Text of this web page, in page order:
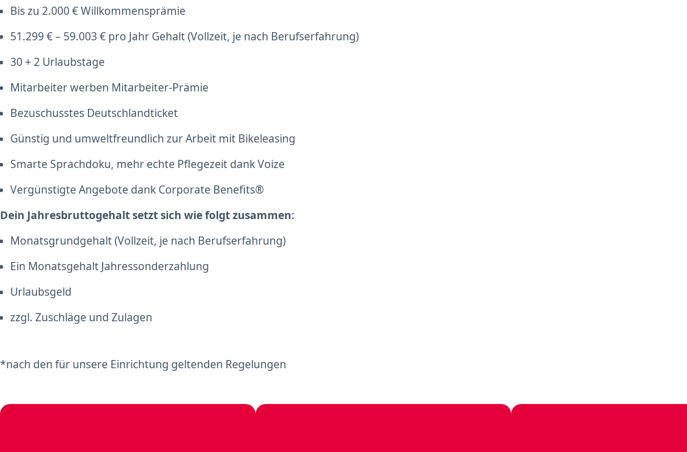
Bis zu 2.000 € Willkommensprämie
51.299 € – 59.003 € pro Jahr Gehalt (Vollzeit, je nach Berufserfahrung)
30 + 2 Urlaubstage
Mitarbeiter werben Mitarbeiter-Prämie
Bezuschusstes Deutschlandticket
Günstig und umweltfreundlich zur Arbeit mit Bikeleasing
Smarte Sprachdoku, mehr echte Pflegezeit dank Voize
Vergünstigte Angebote dank Corporate Benefits®
Dein Jahresbruttogehalt setzt sich wie folgt zusammen:
Monatsgrundgehalt (Vollzeit, je nach Berufserfahrung)
Ein Monatsgehalt Jahressonderzahlung
Urlaubsgeld
zzgl. Zuschläge und Zulagen
*nach den für unsere Einrichtung geltenden Regelungen